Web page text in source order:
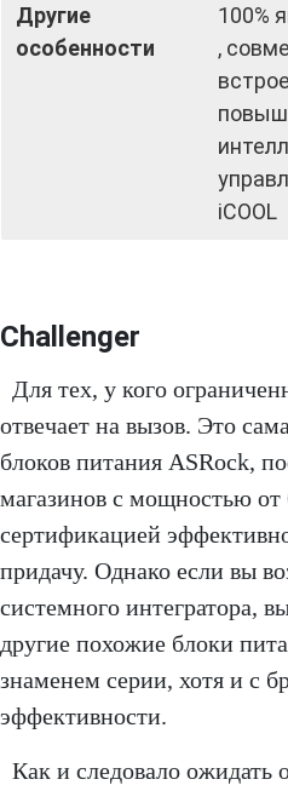
Другие
особенности
100%
,
iCOOL
Challenger
Для тех, у кого
отвечает на вызов. Это
блоков питания ASRock,
магазинов с мощностью
сертификацией
придачу. Однако если вы
системного интегратора,
другие похожие блоки
знаменем серии, хотя и с
эффективности.
Как и следовало ожидать